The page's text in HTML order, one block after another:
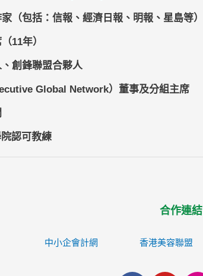
（包括：信報、經濟日報、明報、星島等）
11年）
創鋒聯盟合夥人
Global Network）董事及分組主席
認可教練
合作連結
中小企會計網 香港美容聯盟